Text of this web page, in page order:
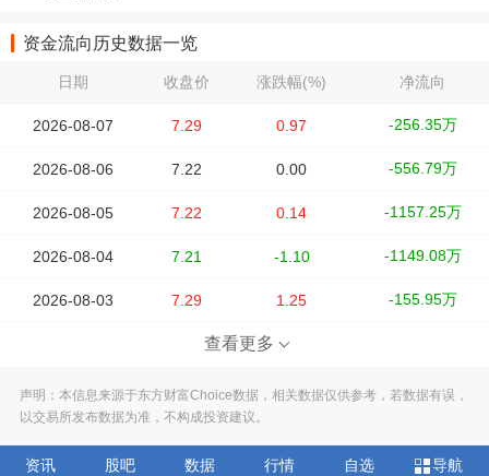
资金流向历史数据一览
日期 收盘价 涨跌幅(%) 净流向
2026-08-07 7.29 0.97 -256.35万
2026-08-06 7.22 0.00 -556.79万
2026-08-05 7.22 0.14 -1157.25万
2026-08-04 7.21 -1.10 -1149.08万
2026-08-03 7.29 1.25 -155.95万
查看更多
声明：本信息来源于东方财富Choice数据，相关数据仅供参考，若数据有误，
以交易所发布数据为准，不构成投资建议。
资讯 股吧 数据 行情 自选 导航